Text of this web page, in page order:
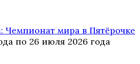
Чемпионат мира в Пятёрочке
по 26 июля 2026 года